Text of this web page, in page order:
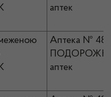
аптек
Аптека № 48
аптек